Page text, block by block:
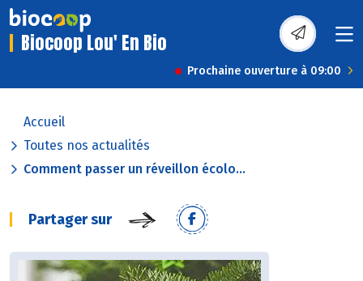
Biocoop Lou' En Bio
Prochaine ouverture à 09:00
Accueil
Toutes nos actualités
Comment passer un réveillon écolo...
Partager sur